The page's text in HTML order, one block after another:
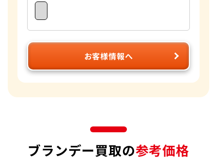
お客様情報へ
ブランデー買取の参考価格